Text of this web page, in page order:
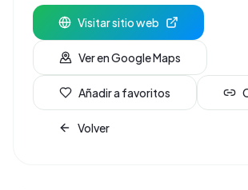
Visitar sitio web
Ver en Google Maps
Añadir a favoritos
Volver